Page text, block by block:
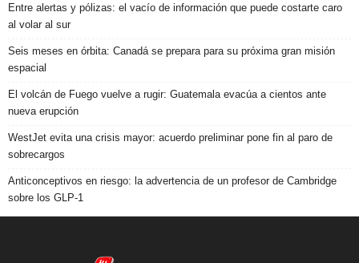
Entre alertas y pólizas: el vacío de información que puede costarte caro
al volar al sur
Seis meses en órbita: Canadá se prepara para su próxima gran misión
espacial
El volcán de Fuego vuelve a rugir: Guatemala evacúa a cientos ante
nueva erupción
WestJet evita una crisis mayor: acuerdo preliminar pone fin al paro de
sobrecargos
Anticonceptivos en riesgo: la advertencia de un profesor de Cambridge
sobre los GLP-1